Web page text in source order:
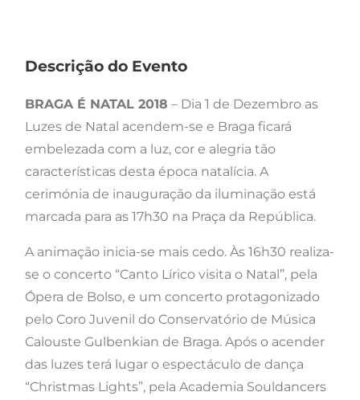
Descrição do Evento
BRAGA É NATAL 2018 – Dia 1 de Dezembro as
Luzes de Natal acendem-se e Braga ficará
embelezada com a luz, cor e alegria tão
características desta época natalícia. A
cerimónia de inauguração da iluminação está
marcada para as 17h30 na Praça da República.
A animação inicia-se mais cedo. Às 16h30 realiza-
se o concerto “Canto Lírico visita o Natal”, pela
Ópera de Bolso, e um concerto protagonizado
pelo Coro Juvenil do Conservatório de Música
Calouste Gulbenkian de Braga. Após o acender
das luzes terá lugar o espectáculo de dança
“Christmas Lights”, pela Academia Souldancers